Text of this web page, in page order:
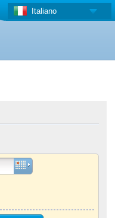
Italiano